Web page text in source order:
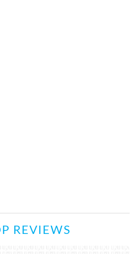
REVIEWS